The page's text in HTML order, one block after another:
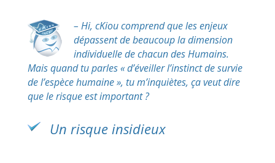
– Hi, cKiou comprend que les enjeux
dépassent de beaucoup la dimension
individuelle de chacun des Humains.
Mais quand tu parles « d’éveiller l’instinct de survie
de l’espèce humaine », tu m’inquiètes, ça veut dire
que le risque est important ?
Un risque insidieux